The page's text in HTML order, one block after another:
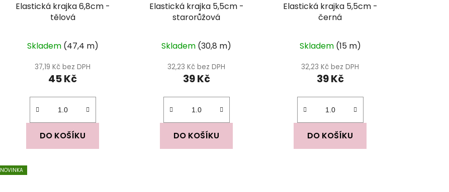
Elastická krajka 6,8cm -
tělová
Skladem (47,4 m)
37,19 Kč bez DPH
45 Kč
DO KOŠÍKU
Elastická krajka 5,5cm -
starorůžová
Skladem (30,8 m)
32,23 Kč bez DPH
39 Kč
DO KOŠÍKU
Elastická krajka 5,5cm -
černá
Skladem (15 m)
32,23 Kč bez DPH
39 Kč
DO KOŠÍKU
NOVINKA